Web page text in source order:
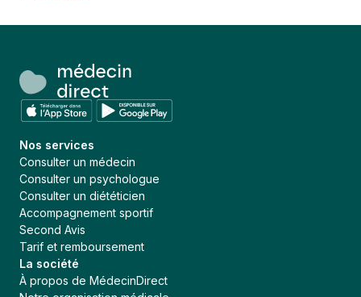
Nos services
Consulter un médecin
Consulter un psychologue
Consulter un diététicien
Accompagnement sportif
Second Avis
Tarif et remboursement
La société
À propos de MédecinDirect